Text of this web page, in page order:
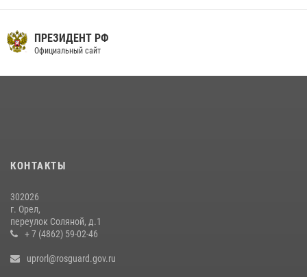
30 июля 2026, 14:27
В Орле росгвардейцы за неделю проверили два детских лагеря
16 июля 2026, 13:34
29 июля 2026, 14:06
ПРЕЗИДЕНТ РФ
Официальный сайт
КОНТАКТЫ
302026
г. Орел,
переулок Соляной, д.1
+ 7 (4862) 59-02-46
uprorl@rosguard.gov.ru